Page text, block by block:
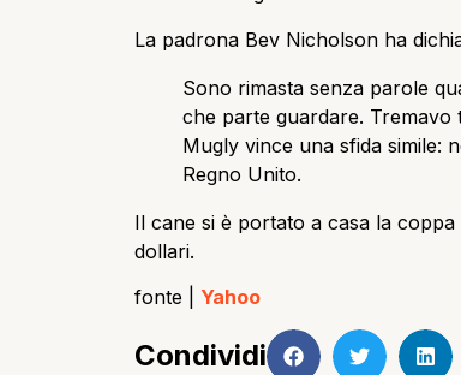
La padrona Bev Nicholson ha
Sono rimasta senza parole
che parte guardare.
Mugly vince una sfida simile:
Regno Unito.
Il cane si è portato a casa la
dollari.
fonte | Yahoo
Condividi